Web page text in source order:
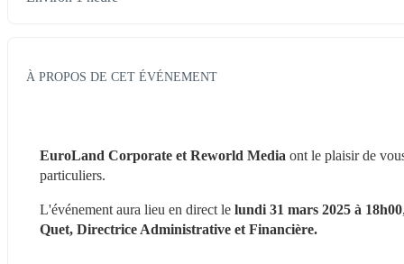
À PROPOS DE CET ÉVÉNEMENT
EuroLand Corporate et Reworld Media ont le plaisir de
particuliers.
L'événement aura lieu en direct le lundi 31 mars 2025 à 18h00
Quet, Directrice Administrative et Financière.